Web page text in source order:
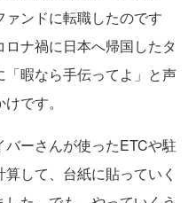
ンドに転職したのです
ナ禍に日本へ帰国したタ
暇なら手伝ってよ」と声
です。
ーさんが使ったETCや駐
して、台紙に貼っていく